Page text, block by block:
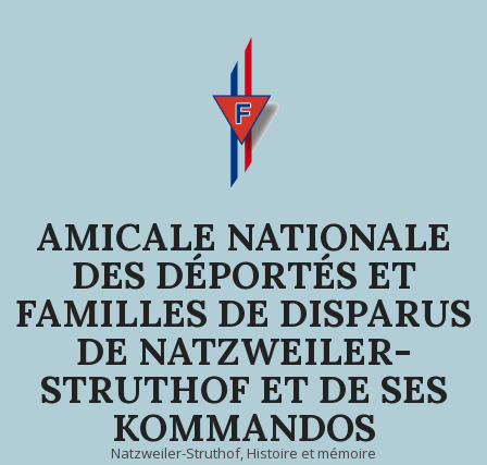
AMICALE NATIONALE
DES DÉPORTÉS ET
FAMILLES DE DISPARUS
DE NATZWEILER-
STRUTHOF ET DE SES
KOMMANDOS
Natzweiler-Struthof, Histoire et mémoire